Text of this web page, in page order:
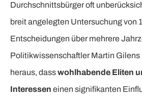
Durchschnittsbürger oft
breit angelegten Untersuchung von
Entscheidungen über mehrere
Politikwissenschaftler Martin
heraus, dasswohlhabende Eliten
Interessen einen signifikanten